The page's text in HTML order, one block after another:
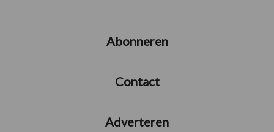
Abonneren
Contact
Adverteren